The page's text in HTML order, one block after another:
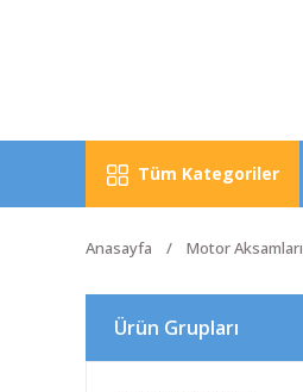
Tüm Kategoriler
Anasayfa Motor Aksamları
Ürün Grupları